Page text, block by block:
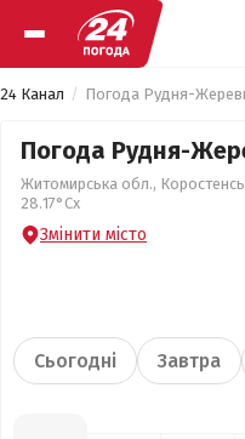
24 Канал Погода Рудня-
Погода Рудня-
Житомирська обл.,
28.17°Сх
Змінити місто
Сьогодні Завтра